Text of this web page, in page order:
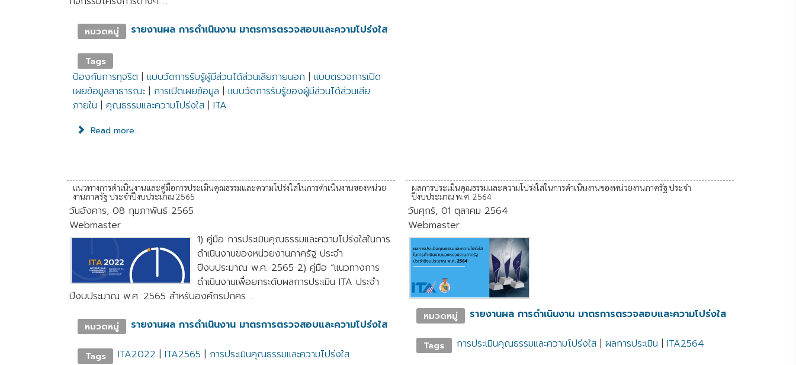
หมวดหมู่ รายงานผล การดำเนินงาน มาตรการตรวจสอบและความโปร่งใส
Tags
ป้องกันการทุจริต |แบบวัดการรับรู้ผู้มีส่วนได้ส่วนเสียภายนอก |แบบตรวจการเปิด
เผยข้อมูลสาธารณะ | การเปิดเผยข้อมูล |แบบวัดการรับรู้ของผู้มีส่วนได้ส่วนเสีย
ภายใน |คุณธรรมและความโปร่งใส |ITA
Read more...
แนวทางการดำเนินงานและคู่มือการประเมินคุณธรรมและความโปร่งใสในการดำเนินงานของหน่วย
งานภาครัฐ ประจำปีงบประมาณ 2565
วันอังคาร, 08 กุมภาพันธ์ 2565
Webmaster
1) คู่มือ การประเมินคุณธรรมและความโปร่งใสในการ
ดำเนินงานของหน่วยงานภาครัฐ ประจำ
ปีงบประมาณ พ.ศ. 2565 2) คู่มือ “แนวทางการ
ดำเนินงานเพื่อยกระดับผลการประเมิน ITA ประจำ
ปีงบประมาณ พ.ศ. 2565 สำหรับองค์กรปกคร ...
หมวดหมู่ รายงานผล การดำเนินงาน มาตรการตรวจสอบและความโปร่งใส
Tags ITA2022 |ITA2565 | การประเมินคุณธรรมและความโปร่งใส
ผลการประเมินคุณธรรมและความโปร่งใสในการดำเนินงานของหน่วยงานภาครัฐ ประจำ
ปีงบประมาณ พ.ศ. 2564
วันศุกร์, 01 ตุลาคม 2564
Webmaster
หมวดหมู่ รายงานผล การดำเนินงาน มาตรการตรวจสอบและความโปร่งใส
Tags การประเมินคุณธรรมและความโปร่งใส| ผลการประเมิน | ITA2564